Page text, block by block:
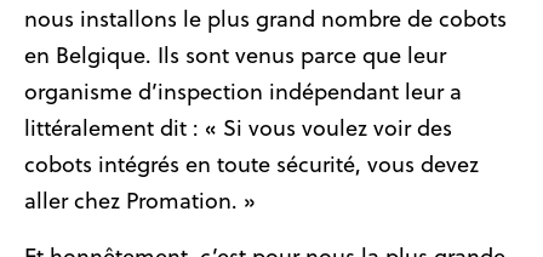
nous installons le plus grand nombre de cobots
en Belgique. Ils sont venus parce que leur
organisme d’inspection indépendant leur a
littéralement dit : « Si vous voulez voir des
cobots intégrés en toute sécurité, vous devez
aller chez Promation. »